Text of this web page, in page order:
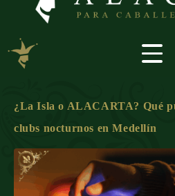
¿La Isla o ALACARTA? Qué
clubs nocturnos en Medellín